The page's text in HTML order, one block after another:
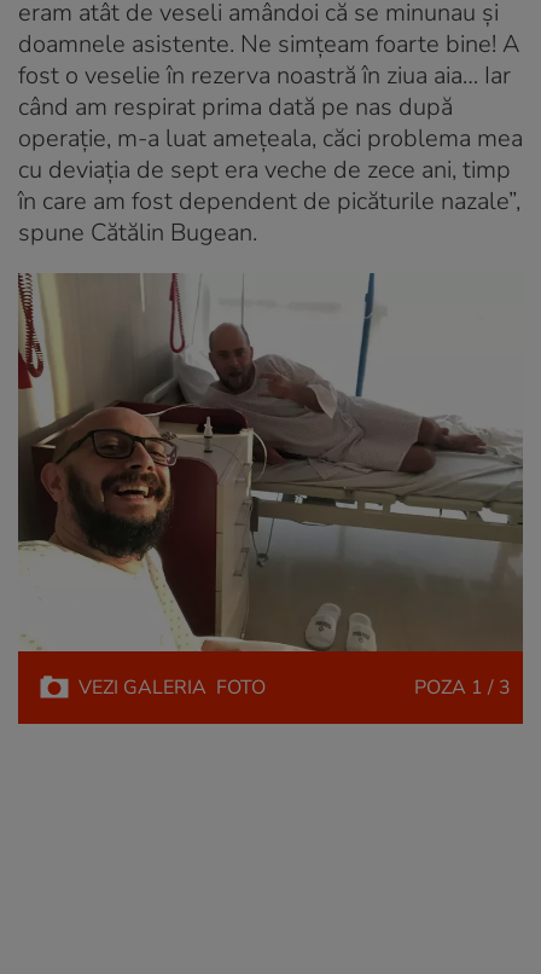
eram atât de veseli amândoi că se minunau și
doamnele asistente. Ne simţeam foarte bine! A
fost o veselie în rezerva noastră în ziua aia… Iar
când am respirat prima dată pe nas după
operație, m-a luat amețeala, căci problema mea
cu deviația de sept era veche de zece ani, timp
în care am fost dependent de picăturile nazale”,
spune Cătălin Bugean.
VEZI GALERIA FOTO POZA 1 / 3